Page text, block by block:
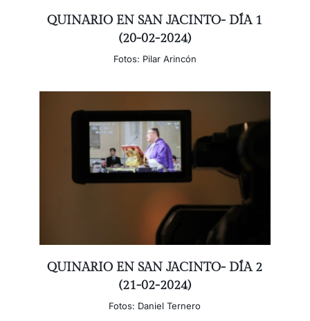
QUINARIO EN SAN JACINTO- DÍA 1
(20-02-2024)
Fotos: Pilar Arincón
QUINARIO EN SAN JACINTO- DÍA 2
(21-02-2024)
Fotos: Daniel Ternero